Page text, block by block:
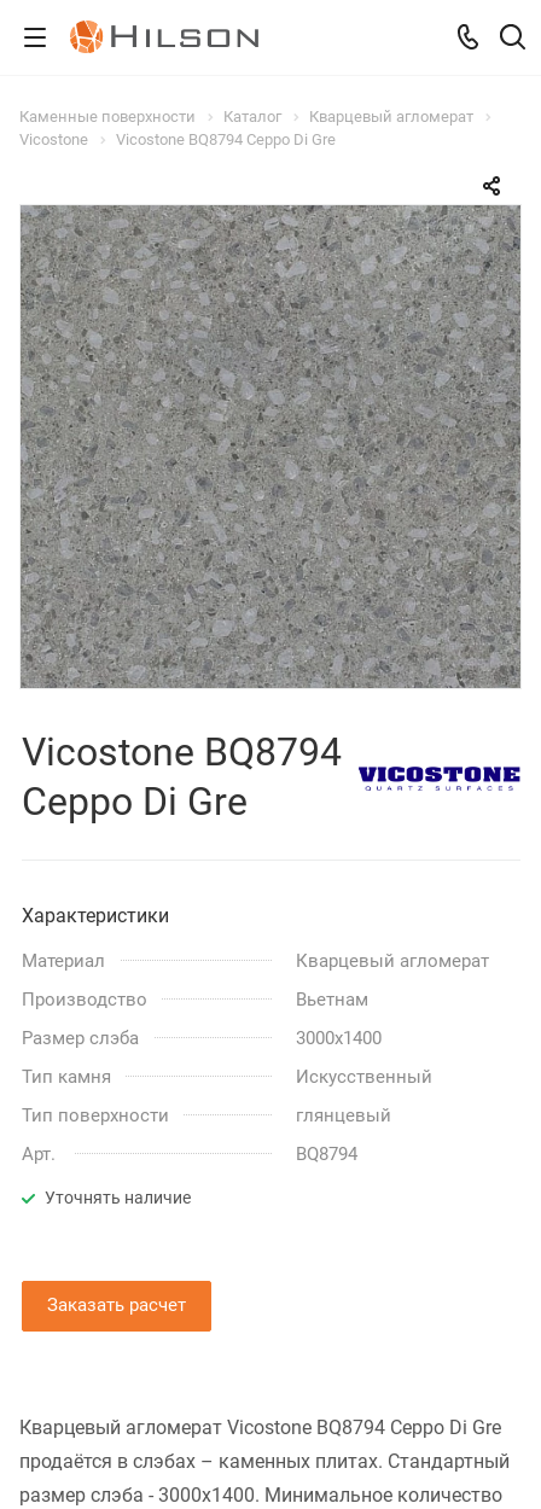
Каменные поверхности Каталог
Кварцевый агломерат
Vicostone
Vicostone BQ8794 Ceppo Di Gre
Vicostone BQ8794
Ceppo Di Gre
Характеристики
Материал
Кварцевый агломерат
Производство
Вьетнам
Размер слэба
3000x1400
Тип камня
Искусственный
Тип поверхности
глянцевый
Арт.
BQ8794
Уточнять наличие
Заказать расчет
Кварцевый агломерат Vicostone BQ8794 Ceppo Di Gre
продаётся в слэбах – каменных плитах. Стандартный
размер слэба - 3000x1400. Минимальное количество